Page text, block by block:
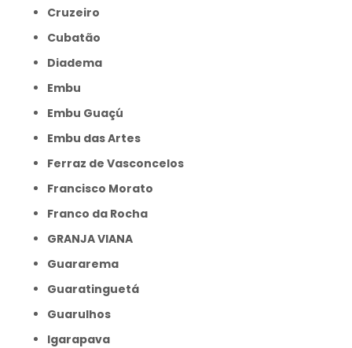
Cruzeiro
Cubatão
Diadema
Embu
Embu Guaçú
Embu das Artes
Ferraz de Vasconcelos
Francisco Morato
Franco da Rocha
GRANJA VIANA
Guararema
Guaratinguetá
Guarulhos
Igarapava